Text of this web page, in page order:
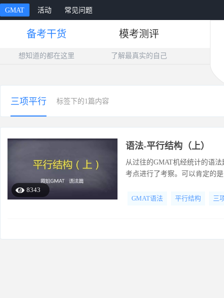
GMAT 活动 常见问题
备考干货 模考测评
想知道的都在这里 了解最真实的自己
三项平行 标签下的1篇内容
8343
语法-平行结构（上）
从过往的GMAT机经统计的语
考点进行了考察。可以肯定的
GMAT语法 平行结构 三